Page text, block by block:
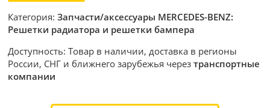
Категория:Запчасти/аксессуары MERCEDES-BENZ:
Решетки радиатора и решетки бампера
Доступность: Товар в наличии, доставка в регионы
России, СНГ и ближнего зарубежья черезтранспортные
компании